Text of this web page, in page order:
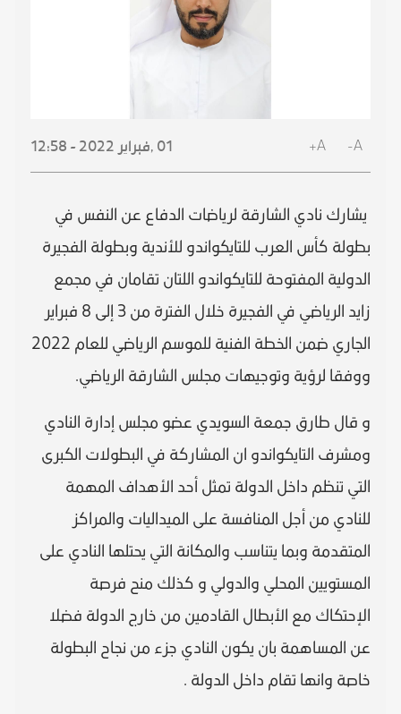
A-
A+
01 , فبراير 2022 - 12:58
يشارك نادي الشارقة لرياضات الدفاع عن النفس في
بطولة كأس العرب للتايكواندو للأندية وبطولة الفجيرة
الدولية المفتوحة للتايكواندو اللتان تقامان في مجمع
زايد الرياضي في الفجيرة خلال الفترة من 3 إلى 8 فبراير
الجاري ضمن الخطة الفنية للموسم الرياضي للعام 2022
ووفقا لرؤية وتوجيهات مجلس الشارقة الرياضي.
و قال طارق جمعة السويدي عضو مجلس إدارة النادي
ومشرف التايكواندو ان المشاركة في البطولات الكبرى
التي تنظم داخل الدولة تمثل أحد الأهداف المهمة
للنادي من أجل المنافسة على الميداليات والمراكز
المتقدمة وبما يتناسب والمكانة التي يحتلها النادي على
المستويين المحلي والدولي و كذلك منح فرصة
الإحتكاك مع الأبطال القادمين من خارج الدولة فضلا
عن المساهمة بان يكون النادي جزء من نجاح البطولة
خاصة وانها تقام داخل الدولة .